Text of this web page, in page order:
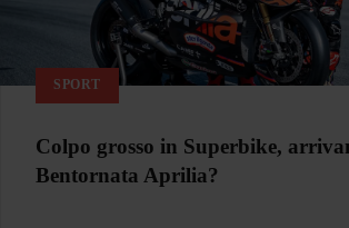
SPORT
Colpo grosso in Superbike,
Bentornata Aprilia?